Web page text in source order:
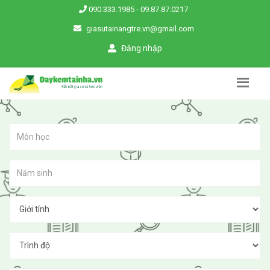
090.333.1985 - 09.87.87.0217
giasutainangtre.vn@gmail.com
Đăng nhập